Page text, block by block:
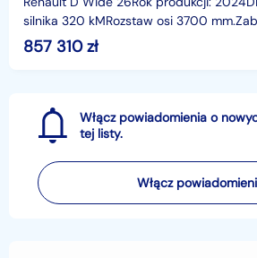
silnika 320 kMRozstaw osi 3700
T1SM22Pojemność zabudowy
PLNcena ne
857 310zł
Włącz powiadomienia o
tej listy.
Włącz